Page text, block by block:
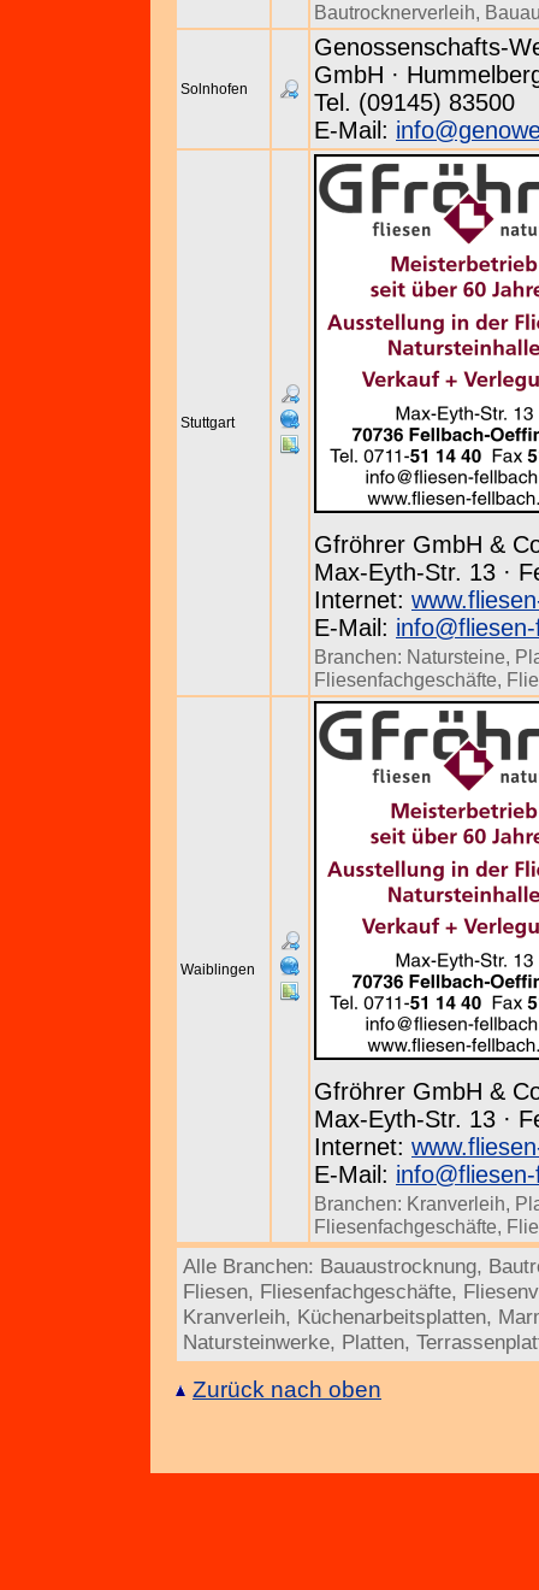
Bautrocknerverleih,
Solnhofen
Genossenschafts-
GmbH ·
Tel. (09145) 83500
E-Mail:
Stuttgart
Gfröhrer GmbH &
Max-Eyth-Str. 13 ·
Internet:
E-Mail:
Branchen: Natursteine,
Fliesenfachgeschäfte,
Waiblingen
Gfröhrer GmbH &
Max-Eyth-Str. 13 ·
Internet:
E-Mail:
Branchen: Kranverleih,
Fliesenfachgeschäfte,
Alle Branchen: Bauaustrocknung,
Fliesen, Fliesenfachgeschäfte,
Kranverleih, Küchenarbeitsplatten,
Natursteinwerke, Platten,
Zurück nach oben